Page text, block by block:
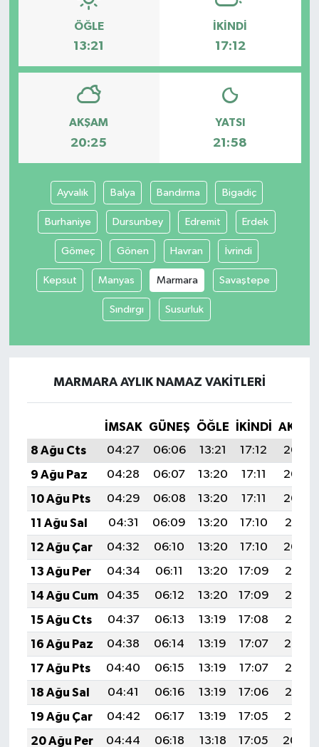
ÖĞLE
13:21
İKINDI
17:12
AKŞAM
20:25
YATSI
21:58
Ayvalık Balya Bandırma Bigadiç
Burhaniye Dursunbey Edremit Erdek
Gömeç Gönen Havran İvrindi
Kepsut Manyas Marmara Savaştepe
Sındırgı Susurluk
MARMARA AYLIK NAMAZ VAKITLERI
İMSAK GÜNEŞ ÖĞLE İKINDI
8 Ağu Cts
04:27 06:06 13:21 17:12
20:25
9 Ağu Paz
04:28 06:07 13:20 17:11
20:24
10 Ağu Pts
04:29 06:08 13:20 17:11
20:22
11 Ağu Sal
04:31 06:09 13:20 17:10
20:21
12 Ağu Çar
04:32 06:10 13:20 17:10
20:20
13 Ağu Per
04:34 06:11 13:20 17:09
20:18
14 Ağu Cum
04:35 06:12 13:20 17:09
20:17
15 Ağu Cts
04:37 06:13 13:19 17:08
20:16
16 Ağu Paz
04:38 06:14 13:19 17:07
20:14
17 Ağu Pts
04:40 06:15 13:19 17:07
20:13
18 Ağu Sal
04:41 06:16 13:19 17:06
20:12
19 Ağu Çar
04:42 06:17 13:19 17:05
20:10
20 Ağu Per
04:44 06:18 13:18 17:05
20:09